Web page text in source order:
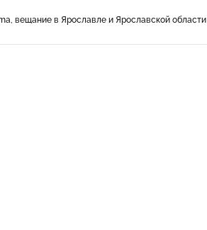
вещание в Ярославле и Ярославской области